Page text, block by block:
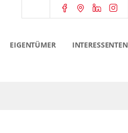
EIGENTÜMER INTERESSENTEN